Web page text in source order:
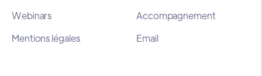
Webinars
Mentions légales
Accompagnement
Email